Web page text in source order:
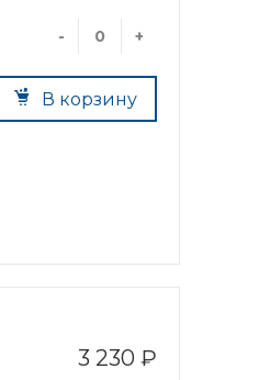
- +
В корзину
3 230 ₽